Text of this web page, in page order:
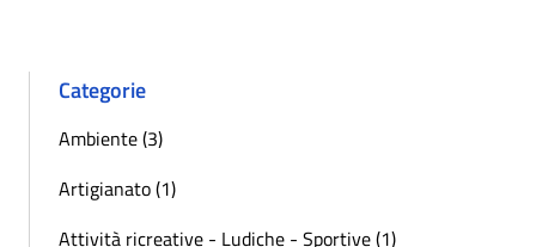
Categorie
Ambiente (3)
Artigianato (1)
Attività ricreative - Ludiche - Sportive (1)